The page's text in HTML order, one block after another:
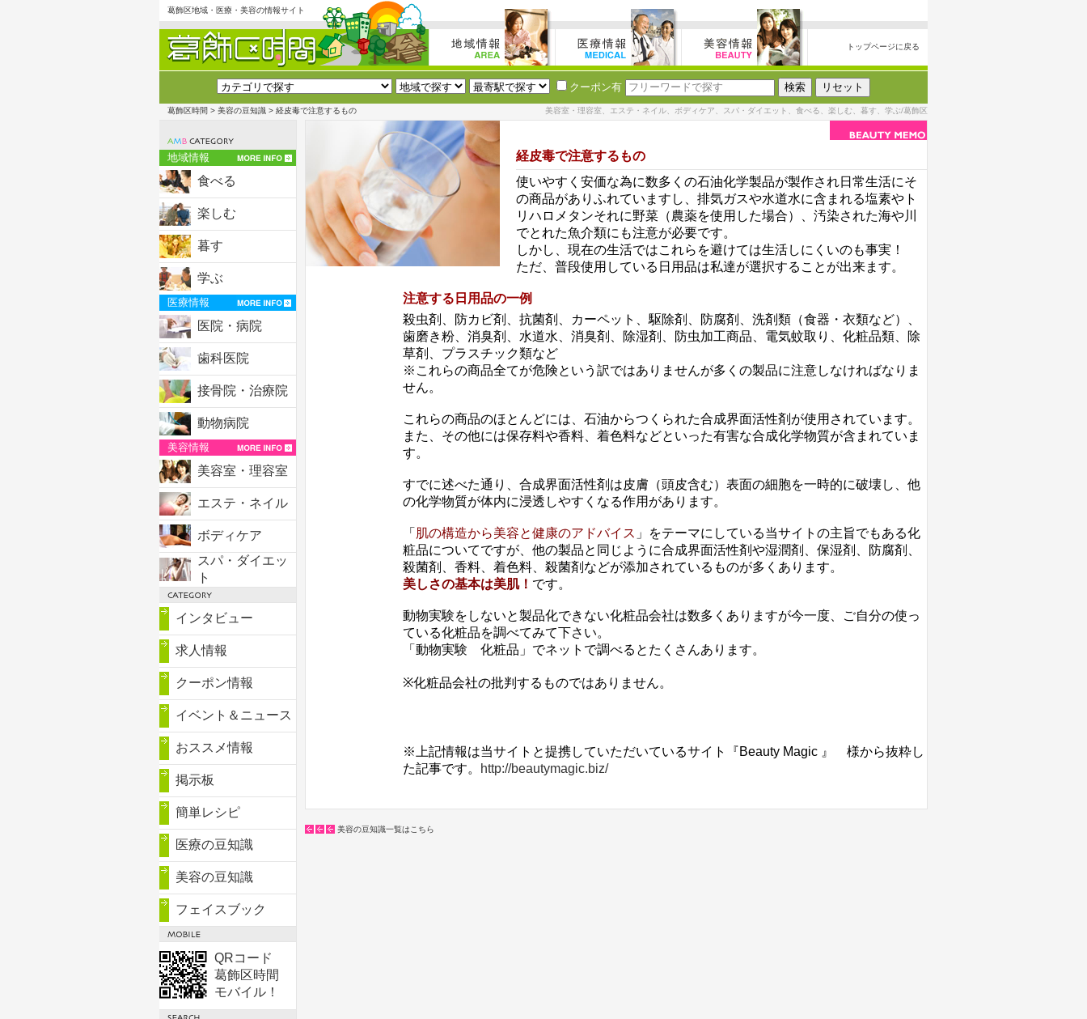
葛飾区地域・医療・美容の情報サイト
トップページに戻る
クーポン有
葛飾区時間 > 美容の豆知識 > 経皮毒で注意するもの 美容室・理容室、エステ・ネイル、ボディケア、スパ・ダイエット、食べる、楽しむ、暮す、学ぶ/葛飾区
地域情報
食べる
楽しむ
暮す
学ぶ
医療情報
医院・病院
歯科医院
接骨院・治療院
動物病院
美容情報
美容室・理容室
エステ・ネイル
ボディケア
スパ・ダイエッ
ト
インタビュー
求人情報
クーポン情報
イベント＆ニュース
おススメ情報
掲示板
簡単レシピ
医療の豆知識
美容の豆知識
フェイスブック
QRコード
葛飾区時間
モバイル！
経皮毒で注意するもの
使いやすく安価な為に数多くの石油化学製品が製作され日常生活にそ
の商品がありふれていますし、排気ガスや水道水に含まれる塩素やト
リハロメタンそれに野菜（農薬を使用した場合）、汚染された海や川
でとれた魚介類にも注意が必要です。
しかし、現在の生活ではこれらを避けては生活しにくいのも事実！
ただ、普段使用している日用品は私達が選択することが出来ます。
注意する日用品の一例
殺虫剤、防カビ剤、抗菌剤、カーペット、駆除剤、防腐剤、洗剤類（食器・衣類など）、
歯磨き粉、消臭剤、水道水、消臭剤、除湿剤、防虫加工商品、電気蚊取り、化粧品類、除
草剤、プラスチック類など
※これらの商品全てが危険という訳ではありませんが多くの製品に注意しなければなりま
せん。
これらの商品のほとんどには、石油からつくられた合成界面活性剤が使用されています。
また、その他には保存料や香料、着色料などといった有害な合成化学物質が含まれていま
す。
すでに述べた通り、合成界面活性剤は皮膚（頭皮含む）表面の細胞を一時的に破壊し、他
の化学物質が体内に浸透しやすくなる作用があります。
「 肌の構造から美容と健康のアドバイス 」をテーマにしている当サイトの主旨でもある化
粧品についてですが、他の製品と同じように合成界面活性剤や湿潤剤、保湿剤、防腐剤、
殺菌剤、香料、着色料、殺菌剤などが添加されているものが多くあります。
美しさの基本は美肌！ です。
動物実験をしないと製品化できない化粧品会社は数多くありますが今一度、ご自分の使っ
ている化粧品を調べてみて下さい。
「動物実験 化粧品」でネットで調べるとたくさんあります。
※化粧品会社の批判するものではありません。
※上記情報は当サイトと提携していただいているサイト『Beauty Magic 』 様から抜粋し
た記事です。
http://beautymagic.biz/
美容の豆知識一覧はこちら